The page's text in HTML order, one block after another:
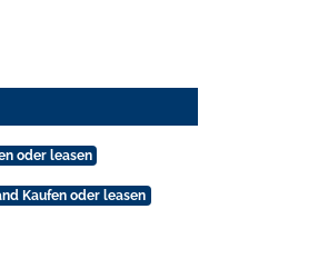
oder leasen
Kaufen oder leasen